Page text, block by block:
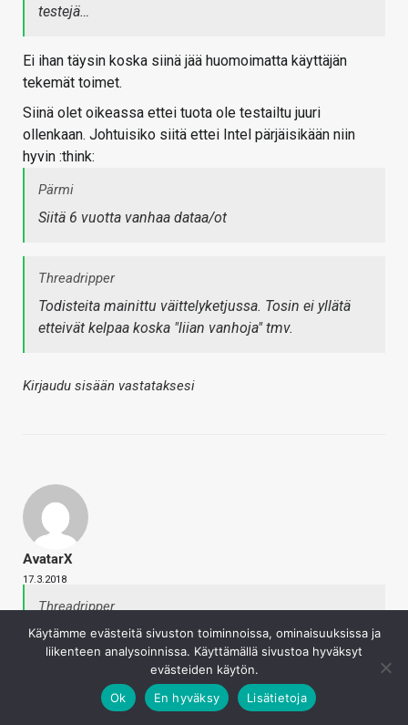
testejä…
Ei ihan täysin koska siinä jää huomoimatta käyttäjän
tekemät toimet.
Siinä olet oikeassa ettei tuota ole testailtu juuri
ollenkaan. Johtuisiko siitä ettei Intel pärjäisikään niin
hyvin :think:
Pärmi
Siitä 6 vuotta vanhaa dataa/ot
Threadripper
Todisteita mainittu väittelyketjussa. Tosin ei yllätä
etteivät kelpaa koska "liian vanhoja" tmv.
Kirjaudu sisään vastataksesi
AvatarX
17.3.2018
Threadripper
Ei ihan täysin koska siinä jää huomoimatta käyttäjän
tekemät toimet.
Siinä olet oikeassa ettei tuota ole testailtu juuri
ollenkaan. Johtuisiko siitä ettei Intel pärjäisikään
Käytämme evästeitä sivuston toiminnoissa, ominaisuuksissa ja
liikenteen analysoinnissa. Käyttämällä sivustoa hyväksyt
evästeiden käytön.
Ok
En hyväksy Lisätietoja